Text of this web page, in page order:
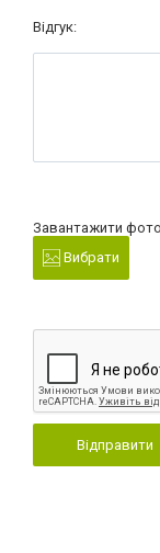
Відгук:
Завантажити
Вибрати
Відправити